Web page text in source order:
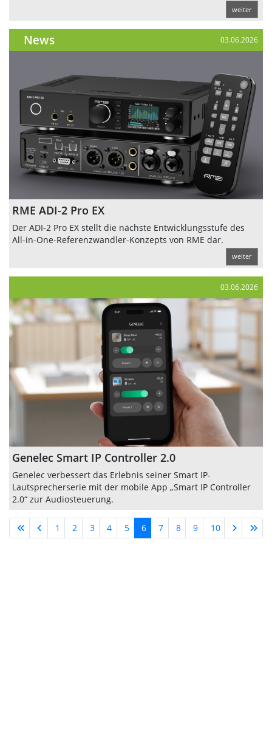
weiter
News 03.06.2026
RME ADI-2 Pro EX
Der ADI-2 Pro EX stellt die nächste Entwicklungsstufe des
All-in-One-Referenzwandler-Konzepts von RME dar.
weiter
03.06.2026
Genelec Smart IP Controller 2.0
Genelec verbessert das Erlebnis seiner Smart IP-
Lautsprecherserie mit der mobile App „Smart IP Controller
2.0“ zur Audiosteuerung.
1 2 3 4 5 6 7 8 9 10